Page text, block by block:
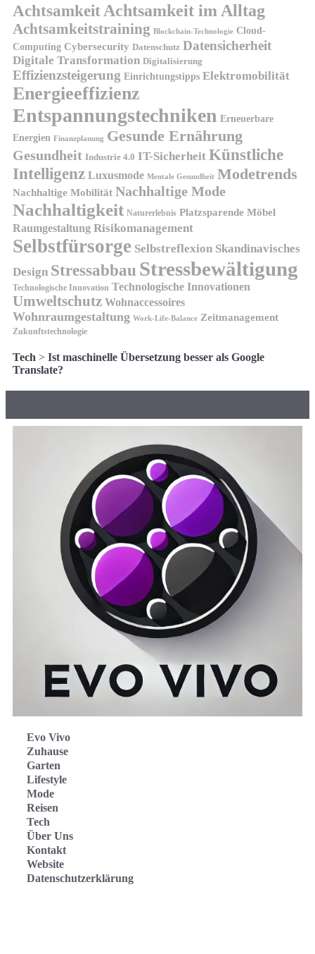
AchtsamkeitAchtsamkeit im Alltag
Achtsamkeitstraining Blockchain-Technologie Cloud-
Computing Cybersecurity Datenschutz Datensicherheit
Digitale Transformation Digitalisierung
Effizienzsteigerung Einrichtungstipps Elektromobilität
Energieeffizienz
Entspannungstechniken Erneuerbare
Energien Finanzplanung Gesunde Ernährung
Gesundheit Industrie 4.0 IT-Sicherheit Künstliche
Intelligenz Luxusmode Mentale Gesundheit Modetrends
Nachhaltige Mobilität Nachhaltige Mode
Nachhaltigkeit Naturerlebnis Platzsparende Möbel
Raumgestaltung Risikomanagement
Selbstfürsorge Selbstreflexion Skandinavisches
Design Stressabbau Stressbewältigung
Technologische Innovation Technologische Innovationen
Umweltschutz Wohnaccessoires
Wohnraumgestaltung Work-Life-Balance Zeitmanagement
Zukunftstechnologie
Tech > Ist maschinelle Übersetzung besser als Google
Translate?
Evo Vivo
Zuhause
Garten
Lifestyle
Mode
Reisen
Tech
Über Uns
Kontakt
Website
Datenschutzerklärung